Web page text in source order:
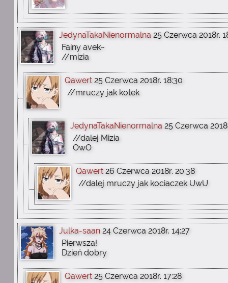
JedynaTakaNienormalna 25 Czerwca 2018r.
Fainy avek~
//mizia
Qawert 25 Czerwca 2018r. 18:30
//mruczy jak kotek
JedynaTakaNienormalna 25 Czerwca
//dalej Mizia
OwO
Qawert 26 Czerwca 2018r. 20:38
//dalej mruczy jak kociaczek UwU
Julka-saan 24 Czerwca 2018r. 14:27
Pierwsza!
Dzień dobry
Qawert 25 Czerwca 2018r. 17:28